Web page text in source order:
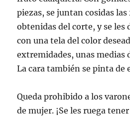
piezas, se juntan cosidas
obtenidas del corte, y se les
con una tela del color
extremidades, unas medias
La cara también se pinta de
Queda prohibido a los
de mujer. ¡Se les ruega